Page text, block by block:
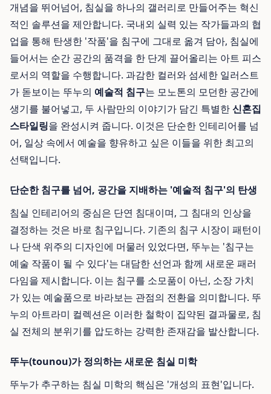
개념을 뛰어넘어, 침실을 하나의 갤러리로 만들어주는 혁신
적인 솔루션을 제안합니다. 국내외 실력 있는 작가들과의 협
업을 통해 탄생한 '작품'을 침구에 그대로 옮겨 담아, 침실에
들어서는 순간 공간의 품격을 한 단계 끌어올리는 아트 피스
로서의 역할을 수행합니다. 과감한 컬러와 섬세한 일러스트
가 돋보이는 뚜누의 예술적 침구는 모노톤의 모던한 공간에
생기를 불어넣고, 두 사람만의 이야기가 담긴 특별한신혼집
스타일링을 완성시켜 줍니다. 이것은 단순한 인테리어를 넘
어, 일상 속에서 예술을 향유하고 싶은 이들을 위한 최고의
선택입니다.
단순한 침구를 넘어, 공간을 지배하는 '예술적 침구'의 탄생
침실 인테리어의 중심은 단연 침대이며, 그 침대의 인상을
결정하는 것은 바로 침구입니다. 기존의 침구 시장이 패턴이
나 단색 위주의 디자인에 머물러 있었다면, 뚜누는 '침구는
예술 작품이 될 수 있다'는 대담한 선언과 함께 새로운 패러
다임을 제시합니다. 이는 침구를 소모품이 아닌, 소장 가치
가 있는 예술품으로 바라보는 관점의 전환을 의미합니다. 뚜
누의 아트라미 컬렉션은 이러한 철학이 집약된 결과물로, 침
실 전체의 분위기를 압도하는 강력한 존재감을 발산합니다.
뚜누(tounou)가 정의하는 새로운 침실 미학
뚜누가 추구하는 침실 미학의 핵심은 '개성의 표현'입니다.